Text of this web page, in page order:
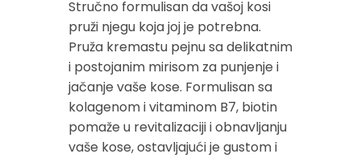
Stručno formulisan da vašoj kosi
pruži njegu koja joj je potrebna.
Pruža kremastu pejnu sa delikatnim
i postojanim mirisom za punjenje i
jačanje vaše kose. Formulisan sa
kolagenom i vitaminom B7, biotin
pomaže u revitalizaciji i obnavljanju
vaše kose, ostavljajući je gustom i